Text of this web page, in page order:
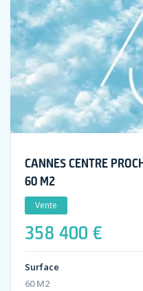
CANNES CENTRE
60 M2
Vente
358 400 €
Surface
60 M2